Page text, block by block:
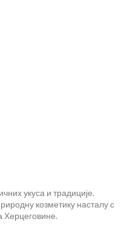
укуса и традиције.
козметику насталу с